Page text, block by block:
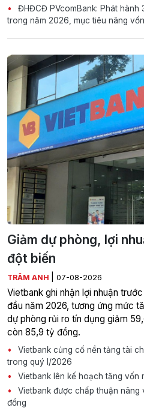
ĐHĐCĐ PVcomBank: Phát hành
trong năm 2026, mục tiêu nâng
Giảm dự phòng, lợi
đột biến
TRÂM ANH 07-08-2026
Vietbank ghi nhận lợi nhuận
đầu năm 2026, tương ứng mức
dự phòng rủi ro tín dụng giảm
còn 85,9 tỷ đồng.
Vietbank củng cố nền tảng tài
trong quý I/2026
Vietbank lên kế hoạch tăng vốn
Vietbank được chấp thuận nâng
đồng